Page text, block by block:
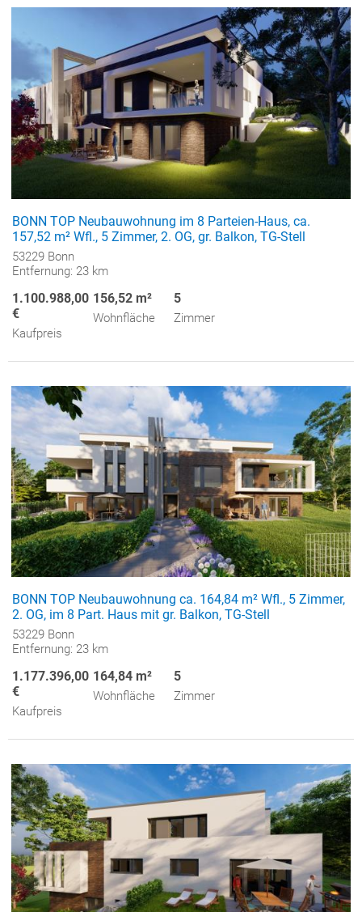
BONN TOP Neubauwohnung im 8 Parteien-Haus, ca.
157,52 m² Wfl., 5 Zimmer, 2. OG, gr. Balkon, TG-Stell
53229 Bonn
Entfernung: 23 km
1.100.988,00
€
Kaufpreis
156,52 m²
Wohnfläche
5
Zimmer
BONN TOP Neubauwohnung ca. 164,84 m² Wfl., 5 Zimmer,
2. OG, im 8 Part. Haus mit gr. Balkon, TG-Stell
53229 Bonn
Entfernung: 23 km
1.177.396,00
€
Kaufpreis
164,84 m²
Wohnfläche
5
Zimmer